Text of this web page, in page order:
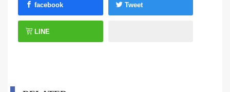
facebook Tweet
LINE